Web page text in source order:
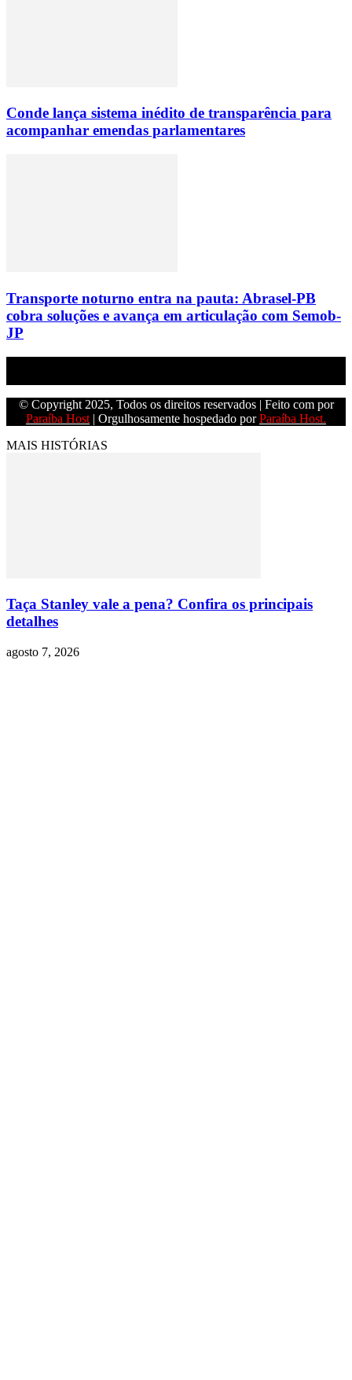
Conde lança sistema inédito de transparência para
acompanhar emendas parlamentares
Transporte noturno entra na pauta: Abrasel-PB
cobra soluções e avança em articulação com Semob-
JP
© Copyright 2025, Todos os direitos reservados | Feito com por
Paraíba Host | Orgulhosamente hospedado porParaíba Host.
MAIS HISTÓRIAS
Taça Stanley vale a pena? Confira os principais
detalhes
agosto 7, 2026